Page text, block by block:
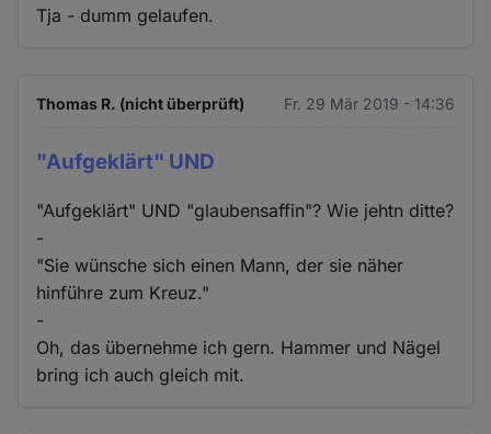
Tja - dumm gelaufen.
Thomas R. (nicht überprüft) Fr. 29 Mär 2019 - 14:36
"Aufgeklärt" UND
"Aufgeklärt" UND "glaubensaffin"? Wie jehtn ditte?
-
"Sie wünsche sich einen Mann, der sie näher
hinführe zum Kreuz."
-
Oh, das übernehme ich gern. Hammer und Nägel
bring ich auch gleich mit.